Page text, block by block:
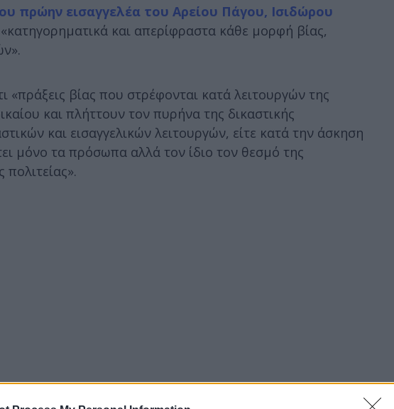
πρώην εισαγγελέα του Αρείου Πάγου, Ισιδώρου
και απερίφραστα κάθε μορφή βίας,
«πράξεις βίας που στρέφονται κατά λειτουργών της
και πλήττουν τον πυρήνα της δικαστικής
και εισαγγελικών λειτουργών, είτε κατά την άσκηση
μόνο τα πρόσωπα αλλά τον ίδιο τον θεσμό της